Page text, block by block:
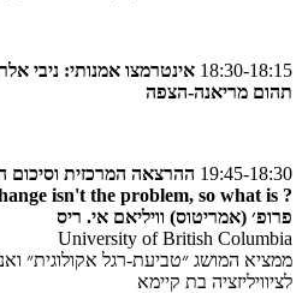
18:30-18:15 אינטרמצו אמנותי: ניבי
תהום מריאנה-הצפה
19:45-18:30 ההרצאה המרכזית וסיכום
? Climate change isn't the problem, so what is
פרופ׳ (אמריטוס) וויליאם אי. ריס
University of British Columbia
ממציא המושג ״טביעת-רגל אקולוגית״
לציוויליזציה בת קיימא